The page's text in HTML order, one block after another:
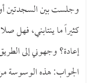
وجلست بين السجدتين
كثيراً ما ينتابني، فهل
إعادة؟ وجهوني إلى
الجواب: هذه الوسوسة